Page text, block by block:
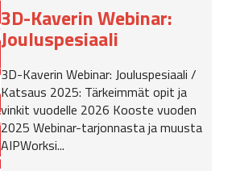
3D-Kaverin Webinar:
Jouluspesiaali
3D-Kaverin Webinar: Jouluspesiaali /
Katsaus 2025: Tärkeimmät opit ja
vinkit vuodelle 2026 Kooste vuoden
2025 Webinar-tarjonnasta ja muusta
AIPWorksi...